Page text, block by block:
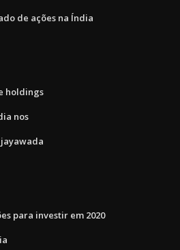
de ações na Índia
holdings
nos
para investir em 2020